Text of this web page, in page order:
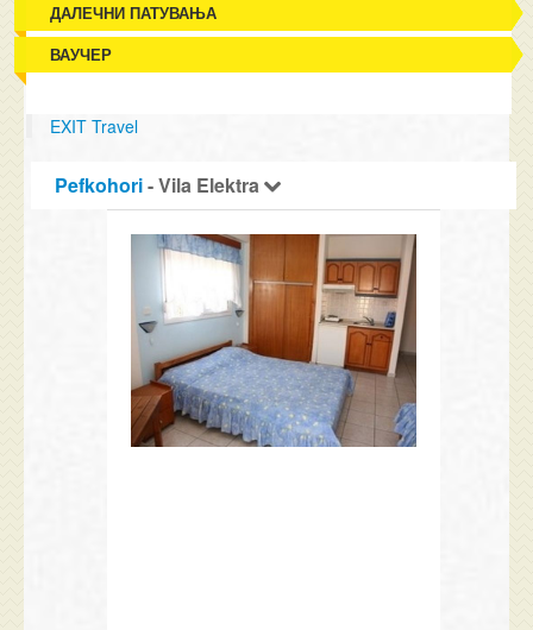
ДАЛЕЧНИ ПАТУВАЊА
ВАУЧЕР
EXIT Travel
Pefkohori- Vila Elektra